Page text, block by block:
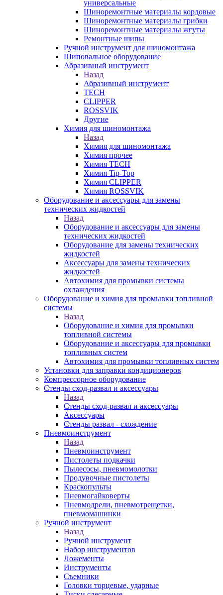
универсальные
Шиноремонтные материалы кордовые
Шиноремонтные материалы грибки
Шиноремонтные материалы жгуты
Ремонтные шипы
Ручной инструмент для шиномонтажа
Шиповальное оборудование
Абразивный инструмент
Назад
Абразивный инструмент
TECH
CLIPPER
ROSSVIK
Другие
Химия для шиномонтажа
Назад
Химия для шиномонтажа
Химия прочее
Химия TECH
Химия Tip-Top
Химия CLIPPER
Химия ROSSVIK
Оборудование и аксессуары для замены
технических жидкостей
Назад
Оборудование и аксессуары для замены
технических жидкостей
Оборудование для замены технических
жидкостей
Аксессуары для замены технических
жидкостей
Автохимия для промывки системы
охлаждения
Оборудование и химия для промывки топливной
системы
Назад
Оборудование и химия для промывки
топливной системы
Оборудование и аксессуары для промывки
топливных систем
Автохимия для промывки топливных систем
Установки для заправки кондиционеров
Компрессорное оборудование
Стенды сход-развал и аксессуары
Назад
Стенды сход-развал и аксессуары
Аксессуары
Стенды развал - схождение
Пневмоинструмент
Назад
Пневмоинструмент
Пистолеты подкачки
Пылесосы, пневмомолотки
Продувочные пистолеты
Краскопульты
Пневмогайковерты
Пневмодрели, пневмотрещетки,
пневмомашинки
Ручной инструмент
Назад
Ручной инструмент
Набор инструментов
Ложементы
Инструменты
Съемники
Головки торцевые, ударные